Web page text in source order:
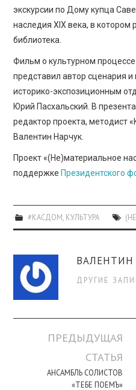
экскурсии по Дому купца
наследия XIX века, в котором
библиотека.
Фильм о культурном
представил автор сценария
историко-экспозиционным
Юрий Пасхальский. В
редактор проекта, методист
Валентин Нарчук.
Проект «(Не)материальное
поддержке Президентского
#КАСДОМ КУЛЬТУРА
ВАЛЕНТИН
ДРУГИЕ
Навигация
записи
ПРЕДЫДУЩАЯ
СТАТЬЯ
АНСАМБЛЬ СОЛИСТОВ
«ТЕБЕ ПОЕМЪ»